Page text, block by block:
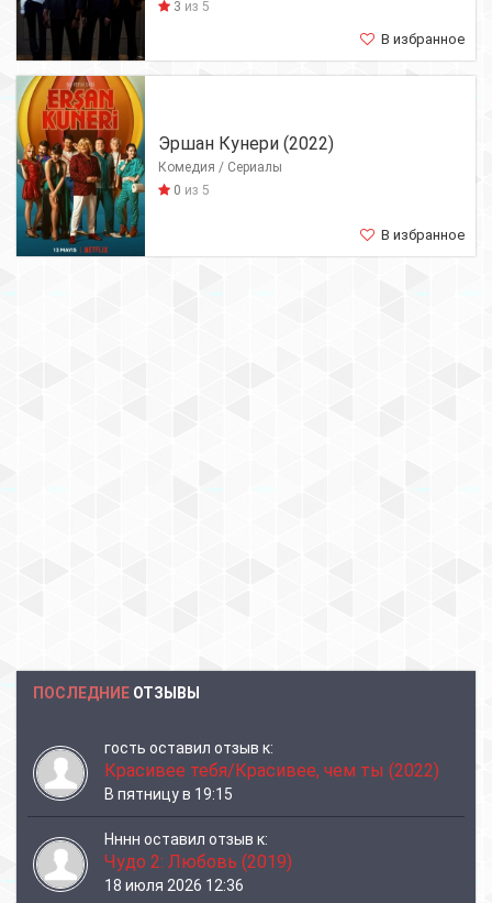
3 из 5
В избранное
Эршан Кунери (2022)
Комедия / Сериалы
0 из 5
В избранное
ПОСЛЕДНИЕ ОТЗЫВЫ
гость оставил отзыв к:
Красивее тебя/Красивее, чем ты (2022)
В пятницу в 19:15
Нннн оставил отзыв к:
Чудо 2: Любовь (2019)
18 июля 2026 12:36